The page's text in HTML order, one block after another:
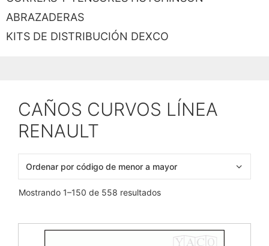
CAÑOS CURVOS LÍNEA
RENAULT
Mostrando 1–150 de 558 resultados
ABRAZADERAS
KITS DE DISTRIBUCIÓN DEXCO